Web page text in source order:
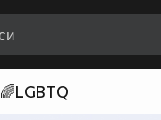
🌈LGBTQ